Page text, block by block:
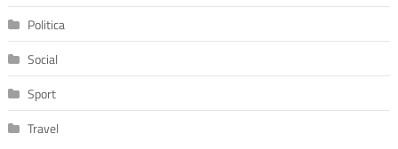
Politica
Social
Sport
Travel